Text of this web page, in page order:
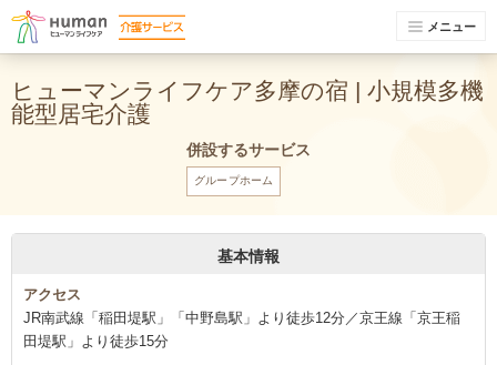
メニュー
ヒューマンライフケア多摩の宿 | 小規模多機
能型居宅介護
併設するサービス
グループホーム
基本情報
アクセス
JR南武線「稲田堤駅」「中野島駅」より徒歩12分／京王線「京王稲
田堤駅」より徒歩15分